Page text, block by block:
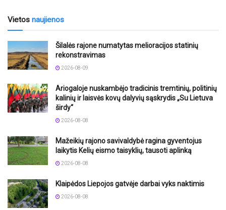
Vietos naujienos
Šilalės rajone numatytas melioracijos statinių
rekonstravimas
2026-08-09
Ariogaloje nuskambėjo tradicinis tremtinių, politinių
kalinių ir laisvės kovų dalyvių sąskrydis „Su Lietuva
širdy“
2026-08-08
Mažeikių rajono savivaldybė ragina gyventojus
laikytis Kelių eismo taisyklių, tausoti aplinką
2026-08-08
Klaipėdos Liepojos gatvėje darbai vyks naktimis
2026-08-08